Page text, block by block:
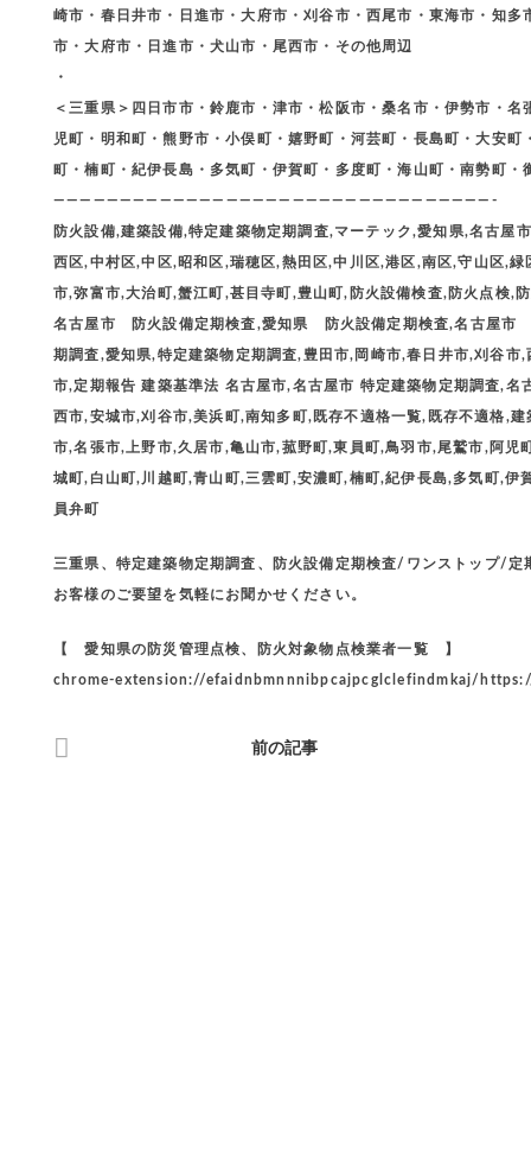
崎市・春日井市・日進市・大府市・刈谷市・西尾市・東海市・知
市・大府市・日進市・犬山市・尾西市・その他周辺
・
＜三重県＞四日市市・鈴鹿市・津市・松阪市・桑名市・伊勢市・
児町・明和町・熊野市・小俣町・嬉野町・河芸町・長島町・大安
町・楠町・紀伊長島・多気町・伊賀町・多度町・海山町・南勢町
—————————————————————————————————-
防火設備,建築設備,特定建築物定期調査,マーテック,愛知県,名古
西区,中村区,中区,昭和区,瑞穂区,熱田区,中川区,港区,南区,守山区,
市,弥富市,大治町,蟹江町,甚目寺町,豊山町,防火設備検査,防火点検,
名古屋市 防火設備定期検査,愛知県 防火設備定期検査,名古屋
期調査,愛知県,特定建築物定期調査,豊田市,岡崎市,春日井市,刈谷
市,定期報告 建築基準法 名古屋市,名古屋市 特定建築物定期調査,
西市,安城市,刈谷市,美浜町,南知多町,既存不適格一覧,既存不適格,
市,名張市,上野市,久居市,亀山市,菰野町,東員町,鳥羽市,尾鷲市,阿
城町,白山町,川越町,青山町,三雲町,安濃町,楠町,紀伊長島,多気町,
員弁町
三重県、特定建築物定期調査、防火設備定期検査/ワンストッ
お客様のご要望を気軽にお聞かせください。
【 愛知県の防災管理点検、防火対象物点検業者一覧 】
chrome-extension://efaidnbmnnnibpcajpcglclefindmkaj/
前の記事